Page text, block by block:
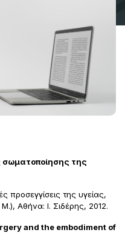
της
προσεγγίσεις της υγείας,
Αθήνα: Ι. Σιδέρης, 2012.
and the embodiment of